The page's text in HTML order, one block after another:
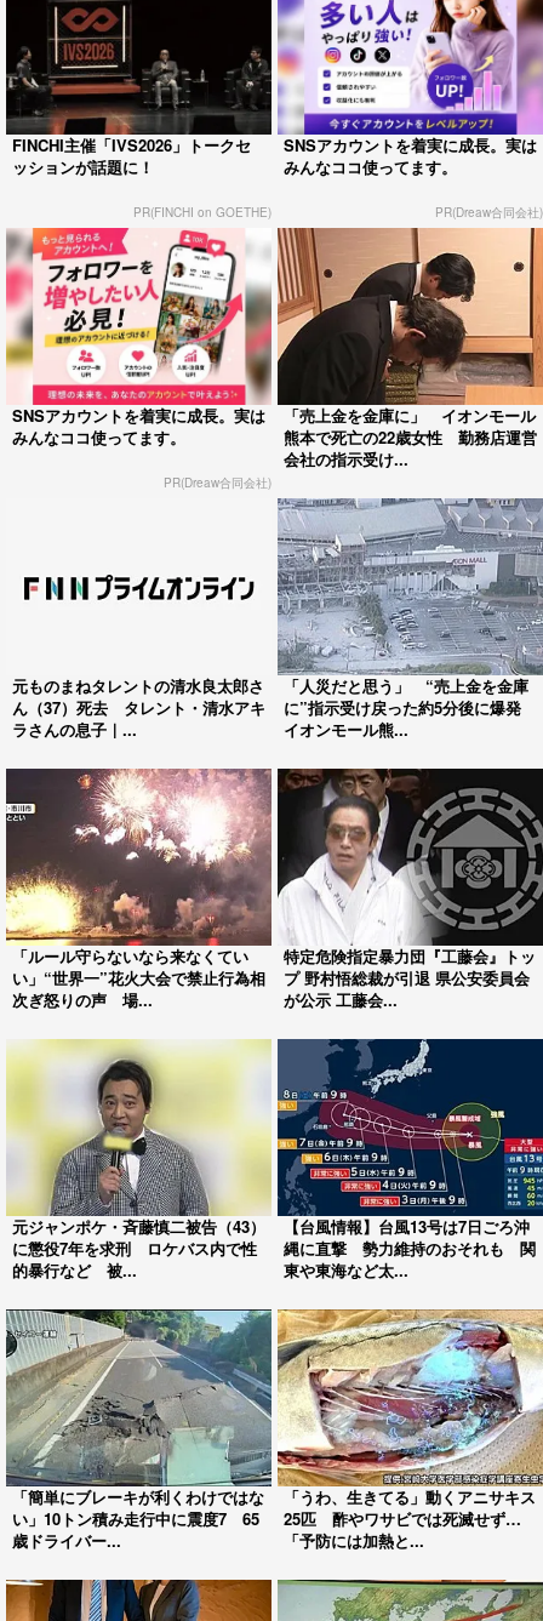
FINCHI主催「IVS2026」トークセ
ッションが話題に！
PR(FINCHI on GOETHE)
SNSアカウントを着実に成長。実は
みんなココ使ってます。
PR(Dreaw合同会社)
SNSアカウントを着実に成長。実は
みんなココ使ってます。
PR(Dreaw合同会社)
「売上金を金庫に」 イオンモール
熊本で死亡の22歳女性 勤務店運営
会社の指示受け...
元ものまねタレントの清水良太郎さ
ん（37）死去 タレント・清水アキ
ラさんの息子｜...
「人災だと思う」 “売上金を金庫
に”指示受け戻った約5分後に爆発
イオンモール熊...
「ルール守らないなら来なくてい
い」“世界一”花火大会で禁止行為相
次ぎ怒りの声 場...
特定危険指定暴力団『工藤会』トッ
プ 野村悟総裁が引退 県公安委員会
が公示 工藤会...
元ジャンポケ・斉藤慎二被告（43）
に懲役7年を求刑 ロケバス内で性
的暴行など 被...
【台風情報】台風13号は7日ごろ沖
縄に直撃 勢力維持のおそれも 関
東や東海など太...
「簡単にブレーキが利くわけではな
い」10トン積み走行中に震度7 65
歳ドライバー...
「うわ、生きてる」動くアニサキス
25匹 酢やワサビでは死滅せず…
「予防には加熱と...